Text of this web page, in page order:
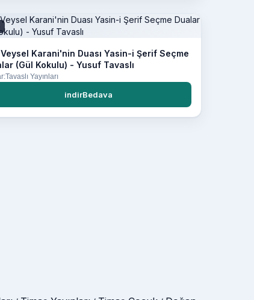
Veysel Karani'nin Duası Yasin-i Şerif Seçme
(Gül Kokulu) - Yusuf Tavaslı
Yayınları
indirBedava